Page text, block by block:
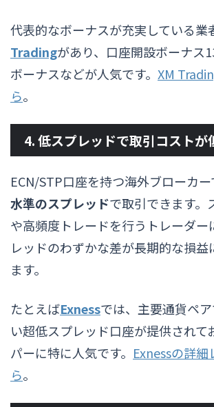
代表的なボーナスが充実している業
Tradingがあり、口座開設ボーナス
ボーナスなどが人気です。 XM
ら。
4. 低スプレッドで取引コストが
ECN/STP口座を持つ海外ブローカー
水準のスプレッドで取引できます。
や高頻度トレードを行うトレーダー
レッドのわずかな差が長期的な損益
ます。
たとえばExnessでは、主要通貨ペ
い超低スプレッド口座が提供されて
パーに特に人気です。 Exnessの詳
ら。